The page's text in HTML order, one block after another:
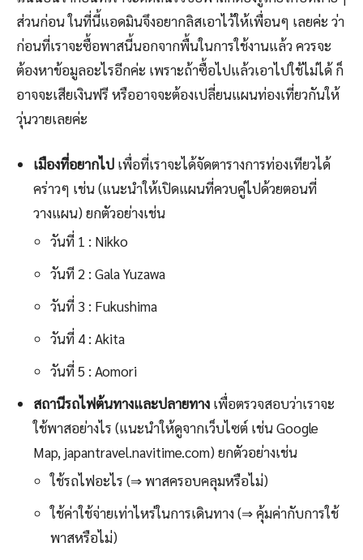
ส่วนก่อน ในที่นี้แอดมินจึงอยากลิสเอาไว้ให้เพื่อนๆ เลยค่ะ ว่า
ก่อนที่เราจะซื้อพาสนี้นอกจากพื้นในการใช้งานแล้ว ควรจะ
ต้องหาข้อมูลอะไรอีกค่ะ เพราะถ้าซื้อไปแล้วเอาไปใช้ไม่ได้ ก็
อาจจะเสียเงินฟรี หรืออาจจะต้องเปลี่ยนแผนท่องเที่ยวกันให้
วุ่นวายเลยค่ะ
เมืองที่อยากไป เพื่อที่เราจะได้จัดตารางการท่องเทียวได้
คร่าวๆ เช่น (แนะนำให้เปิดแผนที่ควบคู่ไปด้วยตอนที่
วางแผน) ยกตัวอย่างเช่น
วันที่ 1 : Nikko
วันที 2 : Gala Yuzawa
วันที่ 3 : Fukushima
วันที่ 4 : Akita
วันที่ 5 : Aomori
สถานีรถไฟต้นทางและปลายทาง เพื่อตรวจสอบว่าเราจะ
ใช้พาสอย่างไร (แนะนำให้ดูจากเว็บไซต์ เช่น Google
Map, japantravel.navitime.com) ยกตัวอย่างเช่น
ใช้รถไฟอะไร (⇒ พาสครอบคลุมหรือไม่)
ใช้ค่าใช้จ่ายเท่าไหร่ในการเดินทาง (⇒ คุ้มค่ากับการใช้
พาสหรือไม่)